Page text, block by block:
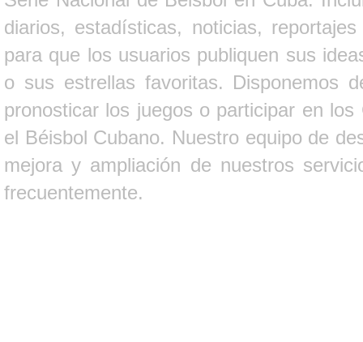
diarios, estadísticas, noticias,
para que los usuarios publiquen sus
o sus estrellas favoritas. Disponemos
pronosticar los juegos o participar en
el Béisbol Cubano. Nuestro equipo de
mejora y ampliación de nuestros
frecuentemente.